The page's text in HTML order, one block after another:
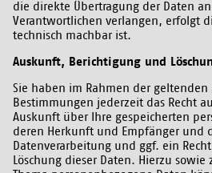
die direkte Übertragung der Daten
Verantwortlichen verlangen, erfolgt
technisch machbar ist.
Auskunft, Berichtigung und
Sie haben im Rahmen der geltenden
Bestimmungen jederzeit das Recht
Auskunft über Ihre gespeicherten
deren Herkunft und Empfänger und
Datenverarbeitung und ggf. ein
Löschung dieser Daten. Hierzu